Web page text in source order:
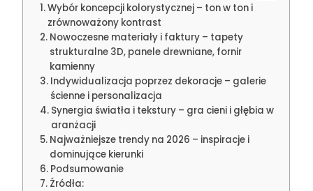
Wybór koncepcji kolorystycznej – ton w ton i
zrównoważony kontrast
Nowoczesne materiały i faktury – tapety
strukturalne 3D, panele drewniane, fornir
kamienny
Indywidualizacja poprzez dekoracje – galerie
ścienne i personalizacja
Synergia światła i tekstury – gra cieni i głębia w
aranżacji
Najważniejsze trendy na 2026 – inspiracje i
dominujące kierunki
Podsumowanie
Źródła: